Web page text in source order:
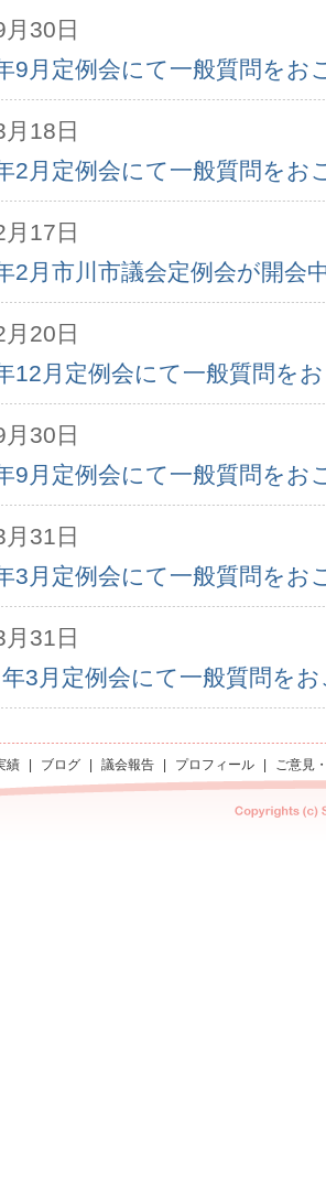
30日
9月定例会にて一般質問をお
18日
2月定例会にて一般質問をお
17日
2月市川市議会定例会が開会
20日
12月定例会にて一般質問を
30日
9月定例会にて一般質問をお
31日
3月定例会にて一般質問をお
31日
3月定例会にて一般質問を
績 ブログ 議会報告 プロフィール ご意見